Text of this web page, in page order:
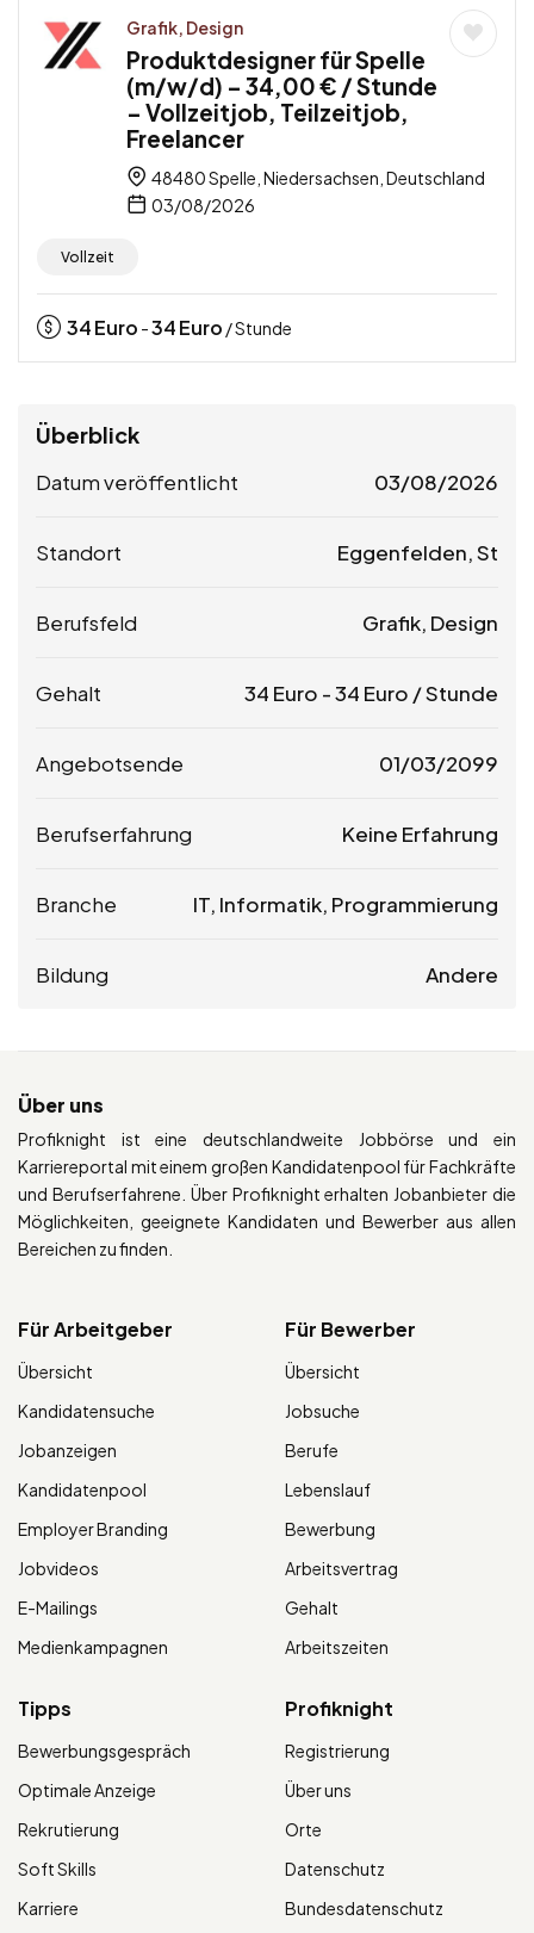
Grafik, Design
Produktdesigner für Spelle
(m/w/d) – 34,00 € / Stunde
– Vollzeitjob, Teilzeitjob,
Freelancer
48480 Spelle, Niedersachsen, Deutschland
03/08/2026
Vollzeit
34Euro -34Euro / Stunde
Überblick
Datum veröffentlicht 03/08/2026
Standort Eggenfelden, St
Berufsfeld Grafik, Design
Gehalt 34 Euro -34 Euro / Stunde
Angebotsende 01/03/2099
Berufserfahrung Keine Erfahrung
Branche IT, Informatik, Programmierung
Bildung Andere
Über uns
Profiknight ist eine deutschlandweite Jobbörse und ein
Karriereportal mit einem großen Kandidatenpool für Fachkräfte
und Berufserfahrene. Über Profiknight erhalten Jobanbieter die
Möglichkeiten, geeignete Kandidaten und Bewerber aus allen
Bereichen zu finden.
Für Arbeitgeber
Übersicht
Kandidatensuche
Jobanzeigen
Kandidatenpool
Employer Branding
Jobvideos
E-Mailings
Medienkampagnen
Für Bewerber
Übersicht
Jobsuche
Berufe
Lebenslauf
Bewerbung
Arbeitsvertrag
Gehalt
Arbeitszeiten
Tipps
Bewerbungsgespräch
Optimale Anzeige
Rekrutierung
Soft Skills
Karriere
Profiknight
Registrierung
Über uns
Orte
Datenschutz
Bundesdatenschutz